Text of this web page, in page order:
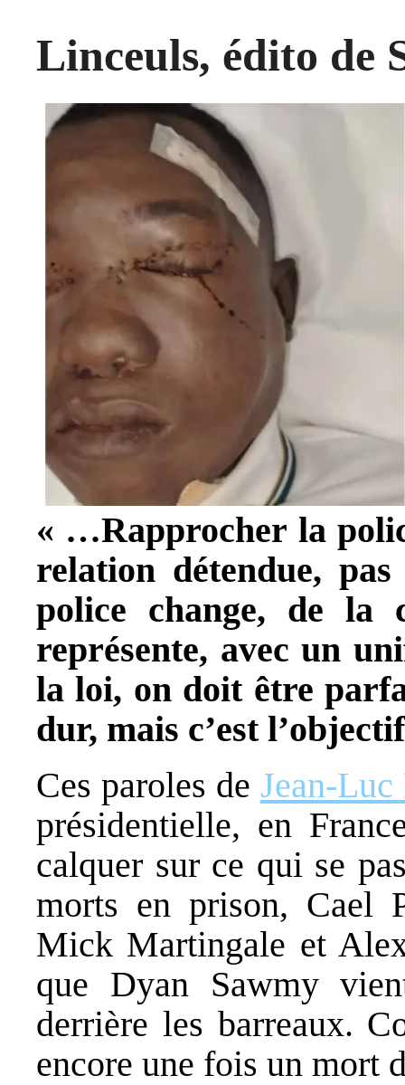
Linceuls, édito de
« …Rapprocher la
relation détendue,
police change, de la
représente, avec un
la loi, on doit être
dur, mais c’est
Ces paroles de Jean-
présidentielle, en
calquer sur ce qui se
morts en prison, Cael
Mick Martingale et
que Dyan Sawmy
derrière les barreaux.
encore une fois un mort